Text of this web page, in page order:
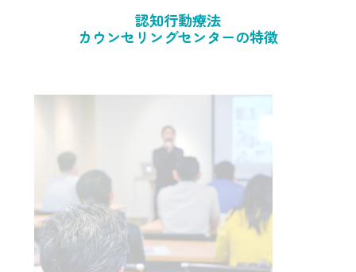
認知行動療法
カウンセリングセンターの特徴